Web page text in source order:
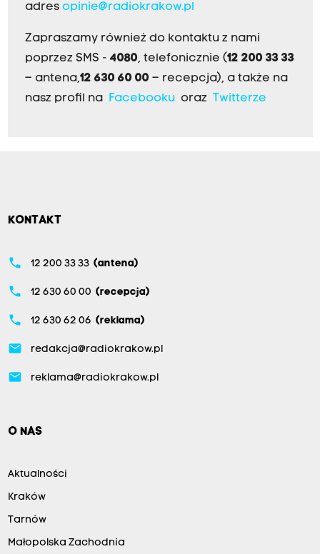
adres opinie@radiokrakow.pl
Zapraszamy również do kontaktu z nami
poprzez SMS - 4080, telefonicznie (12 200 33 33
– antena,12 630 60 00 – recepcja), a także na
nasz profil na
Facebookuoraz Twitterze
KONTAKT
phone 12 200 33 33 (antena)
phone 12 630 60 00 (recepcja)
phone 12 630 62 06 (reklama)
email redakcja@radiokrakow.pl
email reklama@radiokrakow.pl
O NAS
Aktualności
Kraków
Tarnów
Małopolska Zachodnia